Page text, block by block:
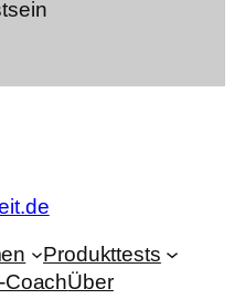
Produkttests
CoachÜber